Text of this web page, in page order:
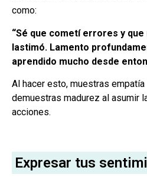
como:
“Sé que cometí errores y
lastimó. Lamento
aprendido mucho desde
Al hacer esto, muestras
demuestras madurez al asumir
acciones.
Expresar tus